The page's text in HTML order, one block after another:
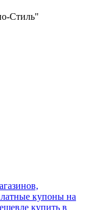
Стиль"
купоны на
купить в